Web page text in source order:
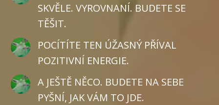
SKVĚLE. VYROVNANÍ. BUDETE SE
TĚŠIT.
POCÍTÍTE TEN ÚŽASNÝ PŘÍVAL
POZITIVNÍ ENERGIE.
A JEŠTĚ NĚCO. BUDETE NA SEBE
PYŠNÍ, JAK VÁM TO JDE.